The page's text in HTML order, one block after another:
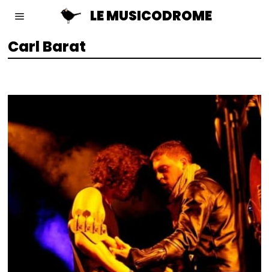
LE MUSICODROME
Carl Barat